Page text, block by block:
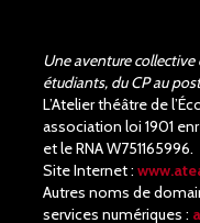
Une aventure
étudiants, du CP au
L’Atelier théâtre de
association loi 1901
et le RNA W751165996.
Site Internet :
Autres noms de
services numériques :